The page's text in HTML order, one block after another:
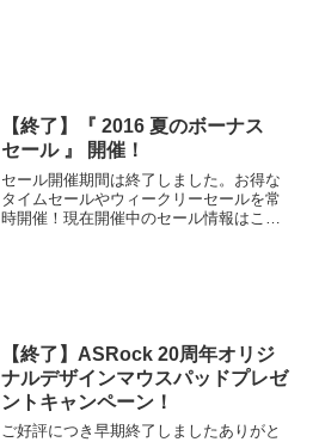
【終了】『 2016 夏のボーナス
セール 』 開催！
セール開催期間は終了しました。お得な
タイムセールやウィークリーセールを常
時開催！現在開催中のセール情報はこち
【終了】ASRock 20周年オリジ
ナルデザインマウスパッドプレゼ
ントキャンペーン！
ご好評につき早期終了しましたありがと